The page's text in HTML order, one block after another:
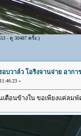
- ดู 30487 ครั้ง.)
อบวาล์ว โอริงจานจ่าย อาก
»
เตือนข้างใน ขอเพียงแค่ลม